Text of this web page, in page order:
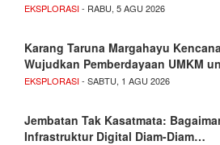
EKSPLORASI- RABU, 5 AGU 2026
Karang Taruna Margahayu Kencana
Wujudkan Pemberdayaan UMKM
EKSPLORASI- SABTU, 1 AGU 2026
Jembatan Tak Kasatmata:
Infrastruktur Digital Diam-Diam…